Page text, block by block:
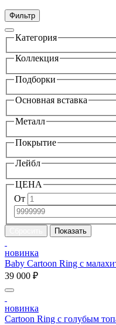
Фильтр
Категория
Коллекция
Подборки
Основная вставка
Металл
Покрытие
Лейбл
ЦЕНА
От
новинка
Baby Cartoon Ring с
39 000 ₽
новинка
Cartoon Ring с голубым